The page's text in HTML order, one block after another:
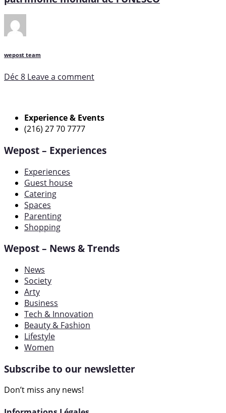
wepost team
Déc 8 Leave a comment
Experience & Events
(216) 27 70 7777
Wepost – Experiences
Experiences
Guest house
Catering
Spaces
Parenting
Shopping
Wepost – News & Trends
News
Society
Arty
Business
Tech & Innovation
Beauty & Fashion
Lifestyle
Women
Subscribe to our newsletter
Don’t miss any news!